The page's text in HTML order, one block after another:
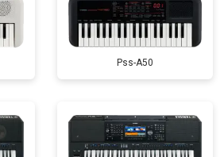
Pss-A50